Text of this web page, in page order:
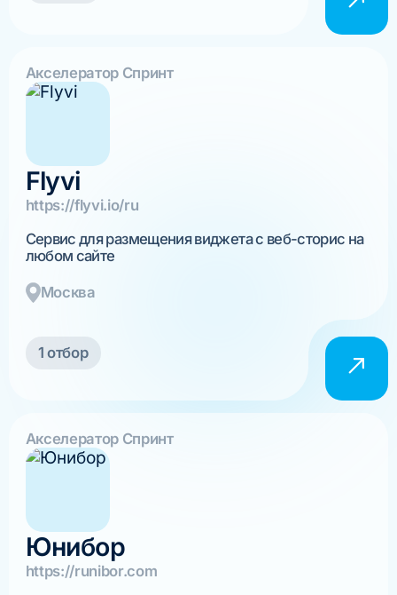
Акселератор Спринт
Flyvi
https://flyvi.io/ru
Сервис для размещения виджета с веб-сторис на
любом сайте
Москва
1 отбор
Акселератор Спринт
Юнибор
https://runibor.com